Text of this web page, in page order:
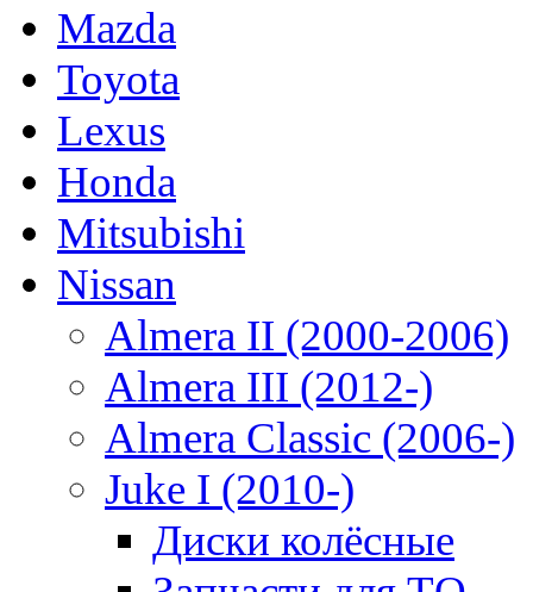
Mazda
Toyota
Lexus
Honda
Mitsubishi
Nissan
Almera II (2000-2006)
Almera III (2012-)
Almera Classic (2006-)
Juke I (2010-)
Диски колёсные